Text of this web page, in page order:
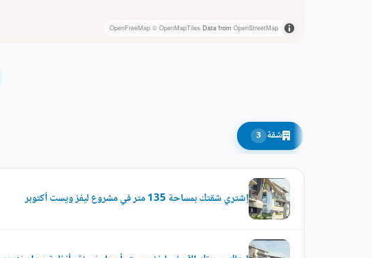
OpenFreeMap © OpenMapTiles Data from OpenStreetMap
شقة 3
إشتري شقتك بمساحة 135 متر في مشروع ليفز ويست أكتوبر